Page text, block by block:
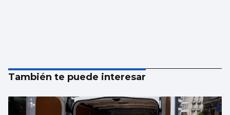
También te puede interesar